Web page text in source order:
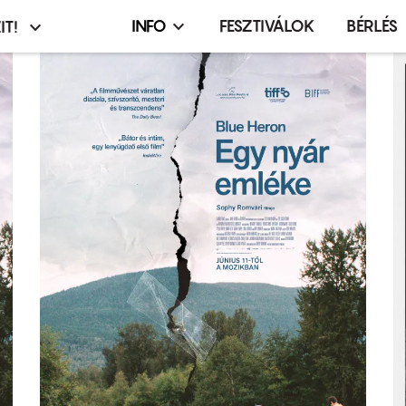
Infó,
esemény,
terembérlés
menü
INFO FESZTIVÁLOK BÉRLÉS